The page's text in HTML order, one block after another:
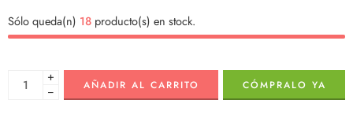
Sólo queda(n) 18 producto(s) en stock.
+
−
AÑADIR AL CARRITO CÓMPRALO YA